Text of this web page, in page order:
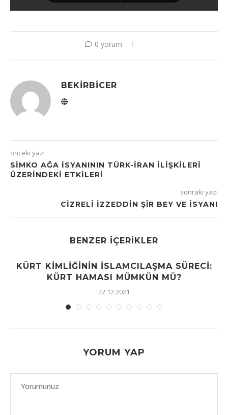
0 yorum
BEKIRBICER
önceki yazı
SİMKO AĞA İSYANININ TÜRK-İRAN İLİŞKİLERİ
ÜZERİNDEKİ ETKİLERİ
sonraki yazı
CIZRELI İZZEDDIN ŞÎR BEY VE İSYANI
BENZER İÇERIKLER
KÜRT KIMLIĞININ İSLAMCILAŞMA SÜRECI:
KÜRT HAMASI MÜMKÜN MÜ?
22.12.2021
YORUM YAP